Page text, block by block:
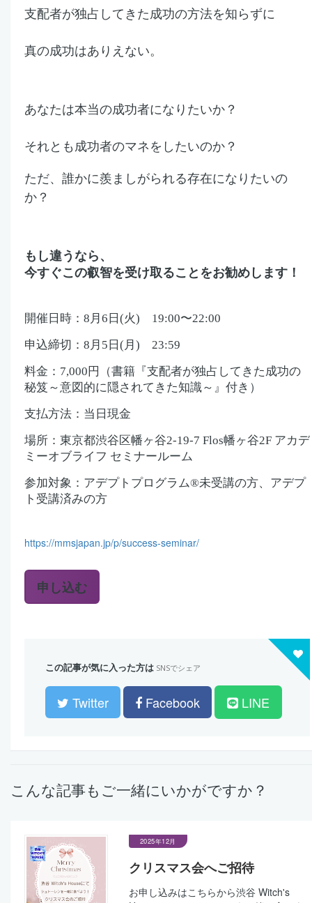
支配者が独占してきた成功の方法を知らずに
真の成功はありえない。
あなたは本当の成功者になりたいか？
それとも成功者のマネをしたいのか？
ただ、誰かに羨ましがられる存在になりたいの
か？
もし違うなら、
今すぐこの叡智を受け取ることをお勧めします！
開催日時：8月6日(火) 19:00〜22:00
申込締切：8月5日(月) 23:59
料金：7,000円（書籍『支配者が独占してきた成功の
秘笈～意図的に隠されてきた知識～』付き）
支払方法：当日現金
場所：東京都渋谷区幡ヶ谷2-19-7 Flos幡ヶ谷2F アカデ
ミーオブライフ セミナールーム
参加対象：アデプトプログラム®未受講の方、アデプ
ト受講済みの方
https://mmsjapan.jp/p/success-seminar/
申し込む
この記事が気に入った方は SNSでシェア
Twitter Facebook LINE
こんな記事もご一緒にいかがですか？
2025年12月
クリスマス会へご招待
お申し込みはこちらから渋谷 Witch's